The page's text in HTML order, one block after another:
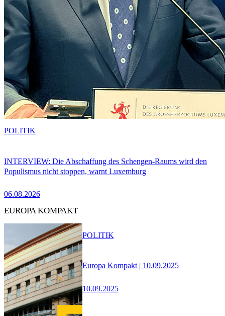
INTERVIEW: Die Abschaffung des Schengen-Raums wird den
Populismus nicht stoppen, warnt Luxemburg
06.08.2026
POLITIK
EUROPA KOMPAKT
Europa Kompakt | 10.09.2025
10.09.2025
POLITIK